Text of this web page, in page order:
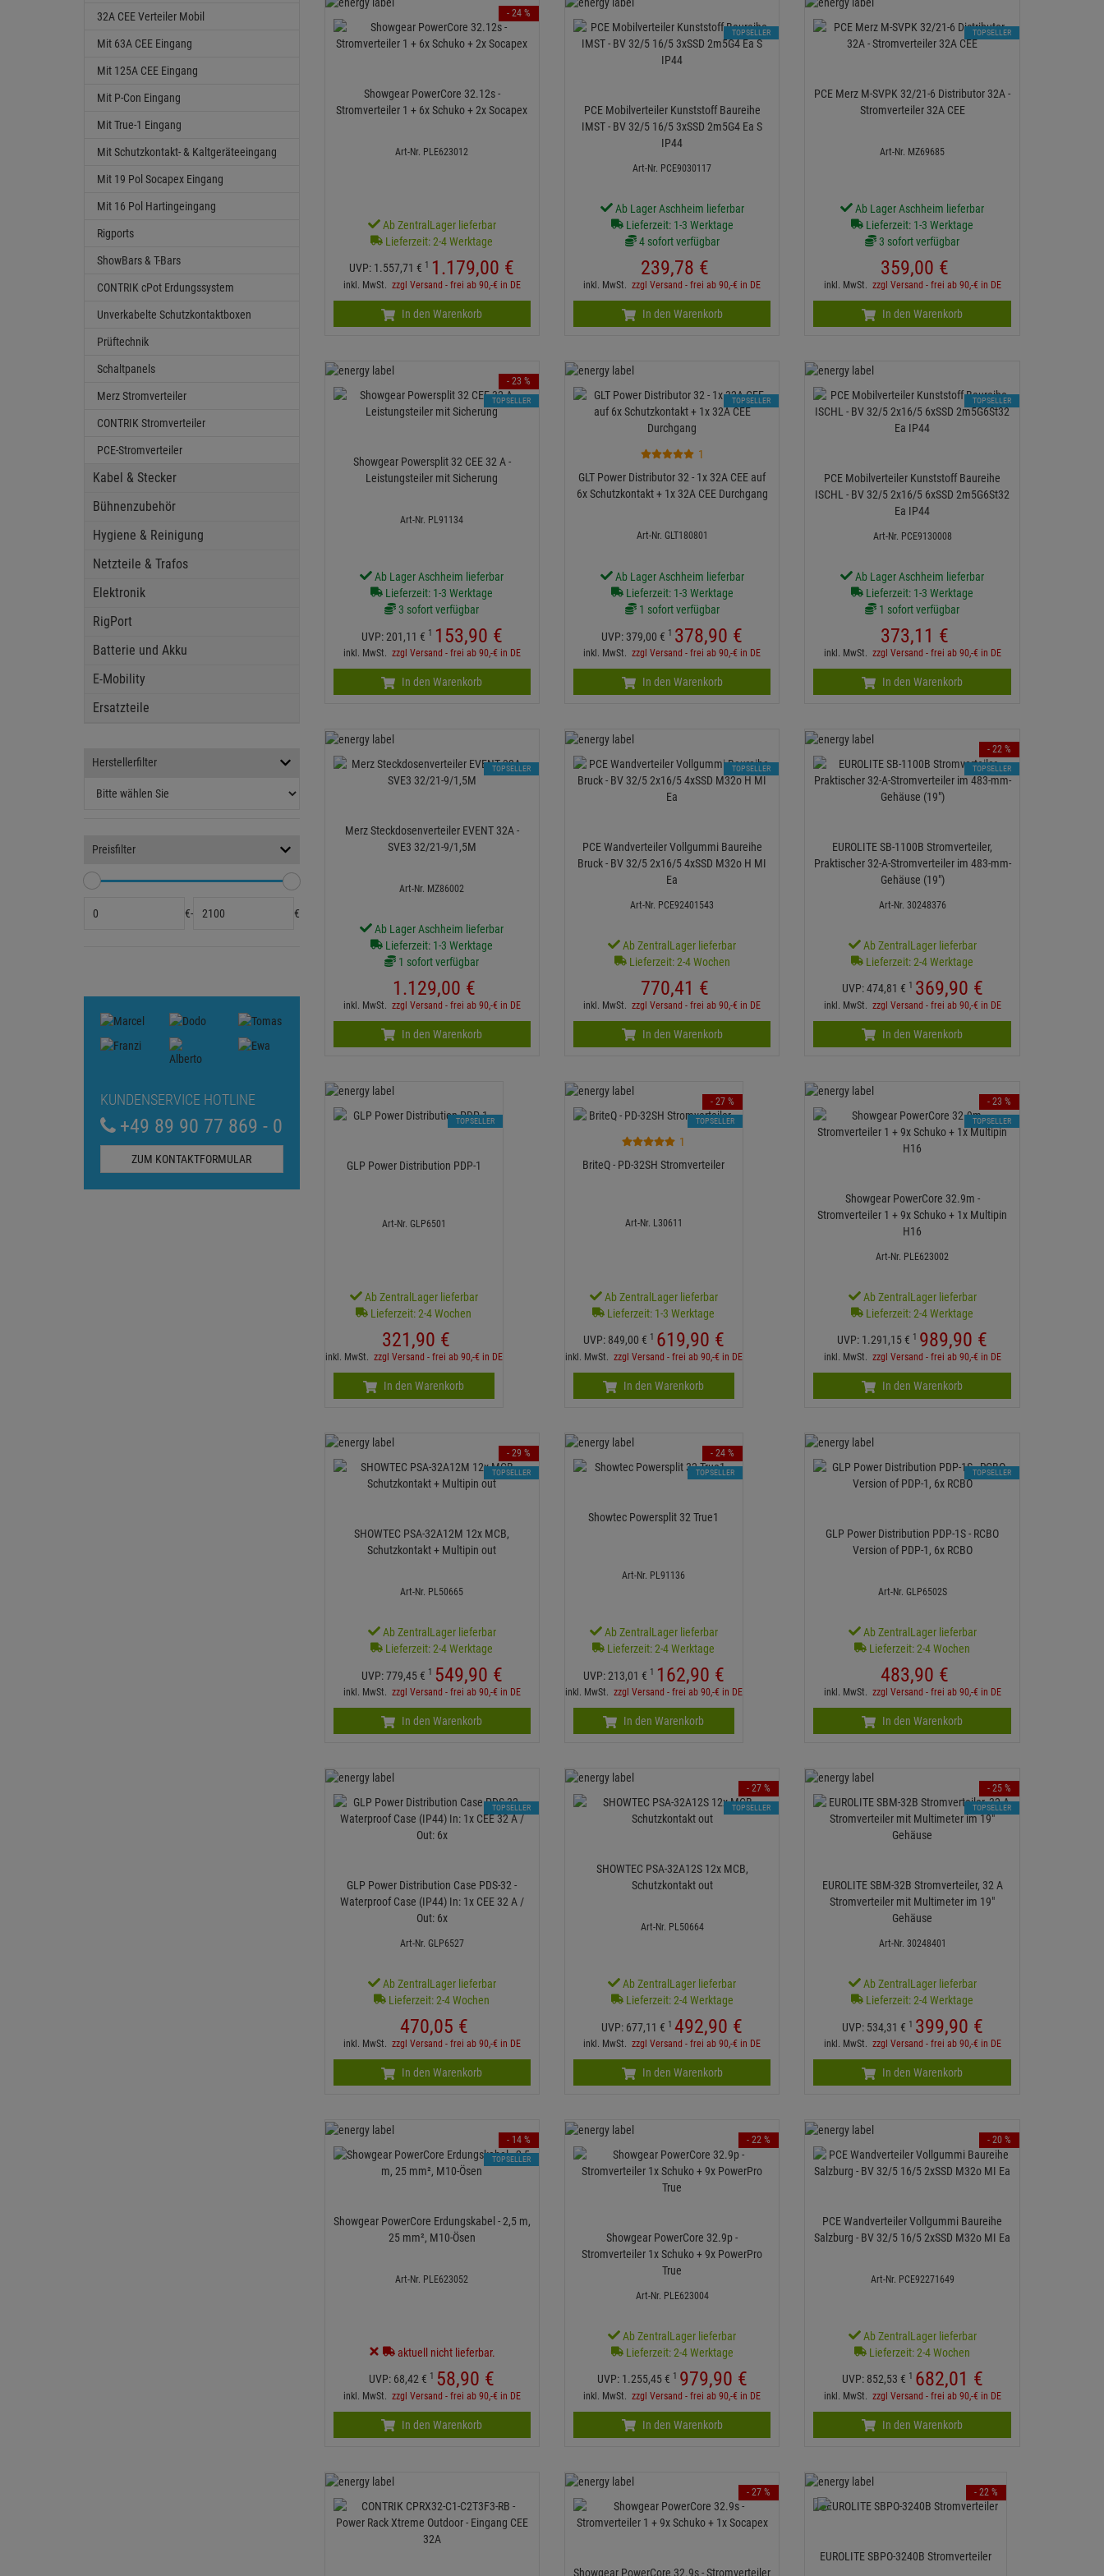
32A CEE Verteiler Mobil
Mit 63A CEE Eingang
Mit 125A CEE Eingang
Mit P-Con Eingang
Mit True-1 Eingang
Mit Schutzkontakt- & Kaltgeräteeingang
Mit 19 Pol Socapex Eingang
Mit 16 Pol Hartingeingang
Rigports
ShowBars & T-Bars
CONTRIK cPot Erdungssystem
Unverkabelte Schutzkontaktboxen
Prüftechnik
Schaltpanels
Merz Stromverteiler
CONTRIK Stromverteiler
PCE-Stromverteiler
Kabel & Stecker
Bühnenzubehör
Hygiene & Reinigung
Netzteile & Trafos
Elektronik
RigPort
Batterie und Akku
E-Mobility
Ersatzteile
Herstellerfilter
Preisfilter
€- €
KUNDENSERVICE HOTLINE
+49 89 90 77 869 - 0
ZUM KONTAKTFORMULAR
Showgear PowerCore 32.12s -
Stromverteiler 1 + 6x Schuko + 2x Socapex
Art-Nr. PLE623012
Ab ZentralLager lieferbar
Lieferzeit: 2-4 Werktage
UVP: 1.557,71 € 1 1.179,00 €
inkl. MwSt. zzgl Versand - frei ab 90,-€ in DE
- 24 %
In den Warenkorb
PCE Mobilverteiler Kunststoff Baureihe
IMST - BV 32/5 16/5 3xSSD 2m5G4 Ea S
IP44
Art-Nr. PCE9030117
Ab Lager Aschheim lieferbar
Lieferzeit: 1-3 Werktage
4 sofort verfügbar
239,78 €
inkl. MwSt.zzgl Versand - frei ab 90,-€ in DE
TOPSELLER
In den Warenkorb
PCE Merz M-SVPK 32/21-6 Distributor 32A -
Stromverteiler 32A CEE
Art-Nr. MZ69685
Ab Lager Aschheim lieferbar
Lieferzeit: 1-3 Werktage
3 sofort verfügbar
359,00 €
inkl. MwSt. zzgl Versand - frei ab 90,-€ in DE
TOPSELLER
In den Warenkorb
Showgear Powersplit 32 CEE 32 A -
Leistungsteiler mit Sicherung
Art-Nr. PL91134
Ab Lager Aschheim lieferbar
Lieferzeit: 1-3 Werktage
3 sofort verfügbar
UVP:201,11 € 1 153,90 €
inkl. MwSt. zzgl Versand - frei ab 90,-€ in DE
- 23 %
TOPSELLER
In den Warenkorb
1
GLT Power Distributor 32 - 1x 32A CEE auf
6x Schutzkontakt + 1x 32A CEE Durchgang
Art-Nr. GLT180801
Ab Lager Aschheim lieferbar
Lieferzeit: 1-3 Werktage
1 sofort verfügbar
UVP: 379,00 € 1 378,90 €
inkl. MwSt.zzgl Versand - frei ab 90,-€ in DE
TOPSELLER
In den Warenkorb
PCE Mobilverteiler Kunststoff Baureihe
ISCHL - BV 32/5 2x16/5 6xSSD 2m5G6St32
Ea IP44
Art-Nr. PCE9130008
Ab Lager Aschheim lieferbar
Lieferzeit: 1-3 Werktage
1 sofort verfügbar
373,11 €
inkl. MwSt. zzgl Versand - frei ab 90,-€ in DE
TOPSELLER
In den Warenkorb
Merz Steckdosenverteiler EVENT 32A -
SVE3 32/21-9/1,5M
Art-Nr. MZ86002
Ab Lager Aschheim lieferbar
Lieferzeit: 1-3 Werktage
1 sofort verfügbar
1.129,00 €
inkl. MwSt. zzgl Versand - frei ab 90,-€ in DE
TOPSELLER
In den Warenkorb
PCE Wandverteiler Vollgummi Baureihe
Bruck - BV 32/5 2x16/5 4xSSD M32o H MI
Ea
Art-Nr. PCE92401543
Ab ZentralLager lieferbar
Lieferzeit: 2-4 Wochen
770,41 €
inkl. MwSt.zzgl Versand - frei ab 90,-€ in DE
TOPSELLER
In den Warenkorb
EUROLITE SB-1100B Stromverteiler,
Praktischer 32-A-Stromverteiler im 483-mm-
Gehäuse (19")
Art-Nr. 30248376
Ab ZentralLager lieferbar
Lieferzeit: 2-4 Werktage
UVP:474,81 € 1 369,90 €
inkl. MwSt. zzgl Versand - frei ab 90,-€ in DE
- 22 %
TOPSELLER
In den Warenkorb
GLP Power Distribution PDP-1
Art-Nr. GLP6501
Ab ZentralLager lieferbar
Lieferzeit: 2-4 Wochen
321,90 €
inkl. MwSt. zzgl Versand - frei ab 90,-€ in DE
TOPSELLER
In den Warenkorb
1
BriteQ - PD-32SH Stromverteiler
Art-Nr. L30611
Ab ZentralLager lieferbar
Lieferzeit: 1-3 Werktage
UVP: 849,00 € 1 619,90 €
inkl. MwSt. zzgl Versand - frei ab 90,-€ in DE
- 27 %
TOPSELLER
In den Warenkorb
Showgear PowerCore 32.9m -
Stromverteiler 1 + 9x Schuko + 1x Multipin
H16
Art-Nr. PLE623002
Ab ZentralLager lieferbar
Lieferzeit: 2-4 Werktage
UVP: 1.291,15 € 1 989,90 €
inkl. MwSt. zzgl Versand - frei ab 90,-€ in DE
- 23 %
TOPSELLER
In den Warenkorb
SHOWTEC PSA-32A12M 12x MCB,
Schutzkontakt + Multipin out
Art-Nr. PL50665
Ab ZentralLager lieferbar
Lieferzeit: 2-4 Werktage
UVP:779,45 € 1 549,90 €
inkl. MwSt. zzgl Versand - frei ab 90,-€ in DE
- 29 %
TOPSELLER
In den Warenkorb
Showtec Powersplit 32 True1
Art-Nr. PL91136
Ab ZentralLager lieferbar
Lieferzeit: 2-4 Werktage
UVP:213,01 € 1 162,90 €
inkl. MwSt. zzgl Versand - frei ab 90,-€ in DE
- 24 %
TOPSELLER
In den Warenkorb
GLP Power Distribution PDP-1S - RCBO
Version of PDP-1, 6x RCBO
Art-Nr. GLP6502S
Ab ZentralLager lieferbar
Lieferzeit: 2-4 Wochen
483,90 €
inkl. MwSt. zzgl Versand - frei ab 90,-€ in DE
TOPSELLER
In den Warenkorb
GLP Power Distribution Case PDS-32 -
Waterproof Case (IP44) In: 1x CEE 32 A /
Out: 6x
Art-Nr. GLP6527
Ab ZentralLager lieferbar
Lieferzeit: 2-4 Wochen
470,05 €
inkl. MwSt. zzgl Versand - frei ab 90,-€ in DE
TOPSELLER
In den Warenkorb
SHOWTEC PSA-32A12S 12x MCB,
Schutzkontakt out
Art-Nr. PL50664
Ab ZentralLager lieferbar
Lieferzeit: 2-4 Werktage
UVP: 677,11 € 1 492,90 €
inkl. MwSt.zzgl Versand - frei ab 90,-€ in DE
- 27 %
TOPSELLER
In den Warenkorb
EUROLITE SBM-32B Stromverteiler, 32 A
Stromverteiler mit Multimeter im 19"
Gehäuse
Art-Nr. 30248401
Ab ZentralLager lieferbar
Lieferzeit: 2-4 Werktage
UVP: 534,31 € 1 399,90 €
inkl. MwSt. zzgl Versand - frei ab 90,-€ in DE
- 25 %
TOPSELLER
In den Warenkorb
Showgear PowerCore Erdungskabel - 2,5 m,
25 mm², M10-Ösen
Art-Nr. PLE623052
aktuell nicht lieferbar.
UVP: 68,42 € 1 58,90 €
inkl. MwSt. zzgl Versand - frei ab 90,-€ in DE
- 14 %
TOPSELLER
In den Warenkorb
Showgear PowerCore 32.9p -
Stromverteiler 1x Schuko + 9x PowerPro
True
Art-Nr. PLE623004
Ab ZentralLager lieferbar
Lieferzeit: 2-4 Werktage
UVP: 1.255,45 € 1 979,90 €
inkl. MwSt.zzgl Versand - frei ab 90,-€ in DE
- 22 %
In den Warenkorb
PCE Wandverteiler Vollgummi Baureihe
Salzburg - BV 32/5 16/5 2xSSD M32o MI Ea
Art-Nr. PCE92271649
Ab ZentralLager lieferbar
Lieferzeit: 2-4 Wochen
UVP: 852,53 € 1 682,01 €
inkl. MwSt. zzgl Versand - frei ab 90,-€ in DE
- 20 %
In den Warenkorb
Showgear PowerCore 32.9s - Stromverteiler
- 27 %
EUROLITE SBPO-3240B Stromverteiler
- 22 %